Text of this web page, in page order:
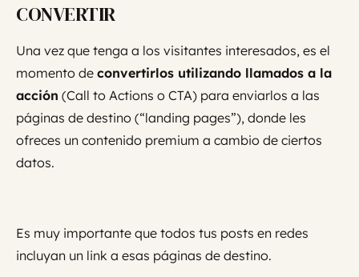
CONVERTIR
Una vez que tenga a los visitantes interesados, es el
momento de convertirlos utilizando llamados a la
acción (Call to Actions o CTA) para enviarlos a las
páginas de destino (“landing pages”), donde les
ofreces un contenido premium a cambio de ciertos
datos.
Es muy importante que todos tus posts en redes
incluyan un link a esas páginas de destino.